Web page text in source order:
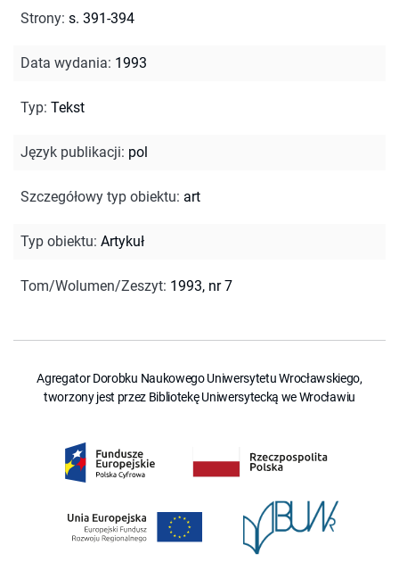
Strony: s. 391-394
Data wydania: 1993
Typ: Tekst
Język publikacji: pol
Szczegółowy typ obiektu: art
Typ obiektu: Artykuł
Tom/Wolumen/Zeszyt: 1993, nr 7
Agregator Dorobku Naukowego Uniwersytetu Wrocławskiego,
tworzony jest przez Bibliotekę Uniwersytecką we Wrocławiu